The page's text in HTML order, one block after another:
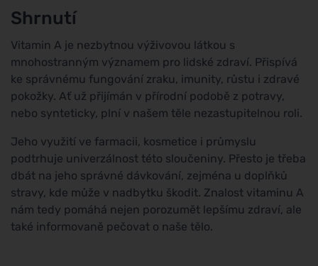
Shrnutí
Vitamin A je nezbytnou výživovou látkou s
mnohostranným významem pro lidské zdraví. Přispívá
ke správnému fungování zraku, imunity, růstu i zdravé
pokožky. Ať už přijímán v přírodní podobě z potravy,
nebo synteticky, plní v našem těle nezastupitelnou roli.
Jeho využití ve farmacii, kosmetice i průmyslu
podtrhuje univerzálnost této sloučeniny. Přesto je třeba
dbát na jeho správné dávkování, zejména u doplňků
stravy, kde může v nadbytku škodit. Znalost vitaminu A
nám tedy pomáhá nejen porozumět lepšímu zdraví, ale
také informovaně pečovat o naše tělo.